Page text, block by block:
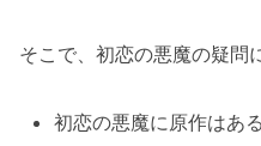
そこで、初恋の悪魔の疑問
初恋の悪魔に原作はあ